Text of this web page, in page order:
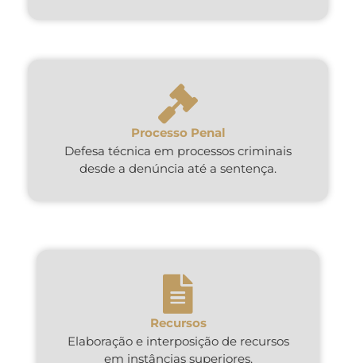
Processo Penal
Defesa técnica em processos criminais
desde a denúncia até a sentença.
Recursos
Elaboração e interposição de recursos
em instâncias superiores.